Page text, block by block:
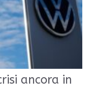
ancora in